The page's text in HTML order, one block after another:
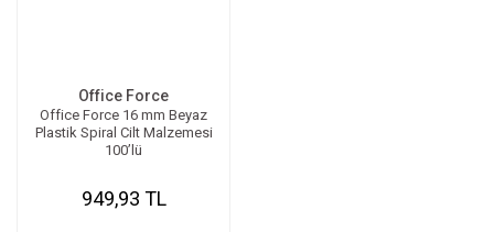
Office Force
Office Force 16 mm Beyaz
Plastik Spiral Cilt Malzemesi
100’lü
949,93 TL